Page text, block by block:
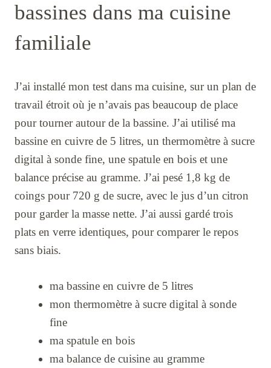
bassines dans ma cuisine
familiale
J’ai installé mon test dans ma cuisine, sur un plan de
travail étroit où je n’avais pas beaucoup de place
pour tourner autour de la bassine. J’ai utilisé ma
bassine en cuivre de 5 litres, un thermomètre à sucre
digital à sonde fine, une spatule en bois et une
balance précise au gramme. J’ai pesé 1,8 kg de
coings pour 720 g de sucre, avec le jus d’un citron
pour garder la masse nette. J’ai aussi gardé trois
plats en verre identiques, pour comparer le repos
sans biais.
ma bassine en cuivre de 5 litres
mon thermomètre à sucre digital à sonde
fine
ma spatule en bois
ma balance de cuisine au gramme